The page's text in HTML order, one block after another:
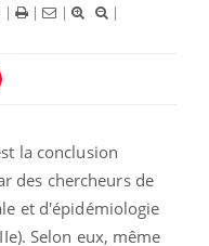
| | |
|
la conclusion
des chercheurs de
et d'épidémiologie
Selon eux, même